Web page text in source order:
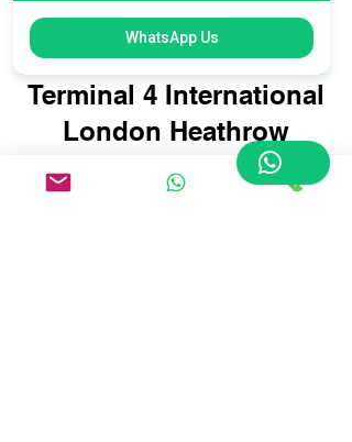
onlineboeking voor
bagagebezorging op
Terminal 4 International
London Heathrow
Airport: reis slimmer,
WhatsApp Us